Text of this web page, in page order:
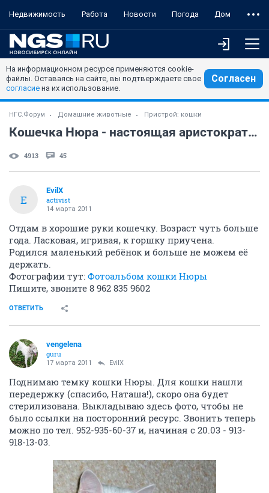
Недвижимость Работа Новости Погода Дом
На информационном ресурсе применяются cookie-
файлы. Оставаясь на сайте, вы подтверждаете свое
согласие на их использование.
Согласен
НГС.Форум Домашние животные Пристрой: кошки
Кошечка Нюра - настоящая аристократка
4913 45
E
EvilX
activist
14 марта 2011
Отдам в хорошие руки кошечку. Возраст чуть больше
года. Ласковая, игривая, к горшку приучена.
Родился маленький ребёнок и больше не можем её
держать.
Фотографии тут: Фотоальбом кошки Нюры
Пишите, звоните 8 962 835 9602
ОТВЕТИТЬ
vengelena
guru
17 марта 2011 EvilX
Поднимаю темку кошки Нюры. Для кошки нашли
передержку (спасибо, Наташа!), скоро она будет
стерилизована. Выкладываю здесь фото, чтобы не
было ссылки на посторонний ресурс. Звонить теперь
можно по тел. 952-935-60-37 и, начиная с 20.03 - 913-
918-13-03.